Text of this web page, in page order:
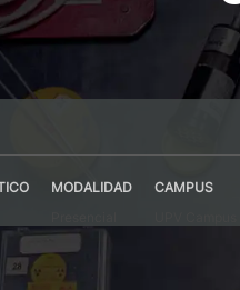
MODALIDAD
CAMPUS